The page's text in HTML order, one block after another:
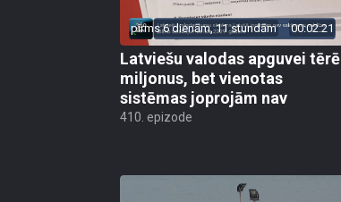
pirms 6 dienām, 11 stundām 00:02:21
Latviešu valodas apguvei tērē
miljonus, bet vienotas
sistēmas joprojām nav
410. epizode